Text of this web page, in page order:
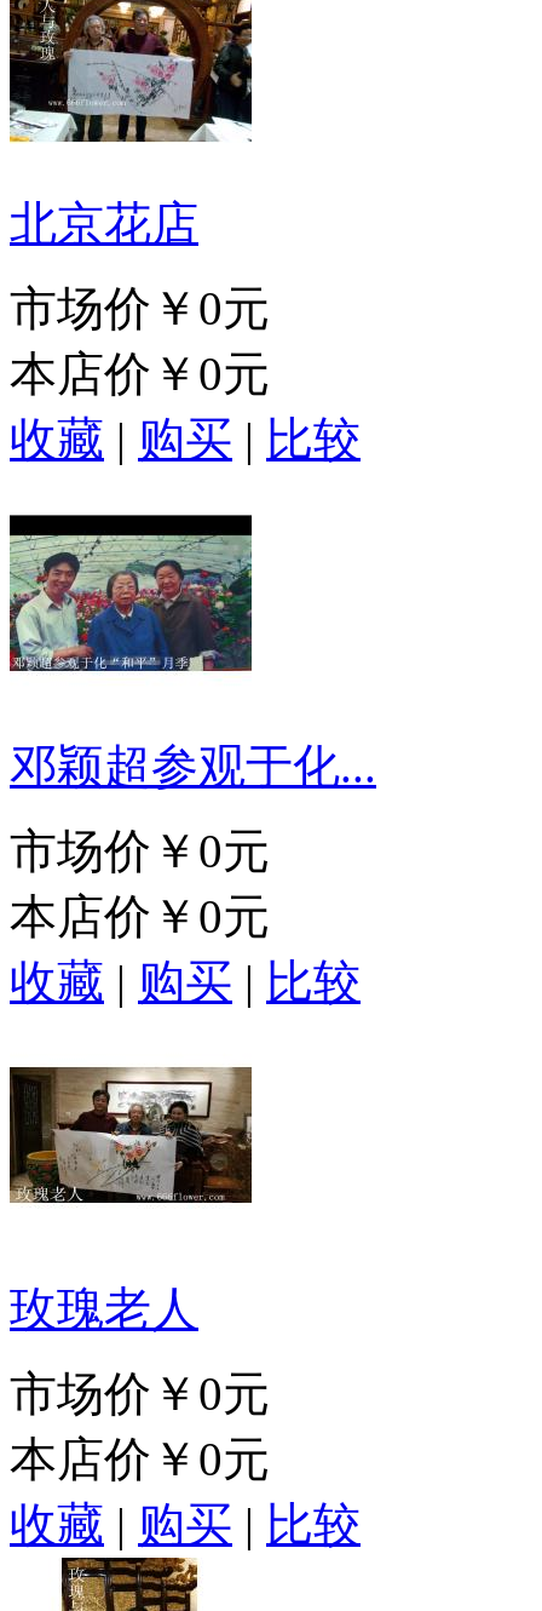
北京花店
市场价 ￥0元
本店价 ￥0元
收藏 | 购买 | 比较
邓颖超参观于化...
市场价 ￥0元
本店价 ￥0元
收藏 | 购买 | 比较
玫瑰老人
市场价 ￥0元
本店价 ￥0元
收藏 | 购买 | 比较